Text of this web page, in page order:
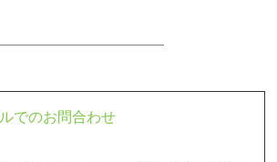
でのお問合わせ